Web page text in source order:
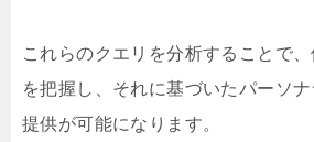
これらのクエリを分析することで
を把握し、それに基づいたパーソ
提供が可能になります。